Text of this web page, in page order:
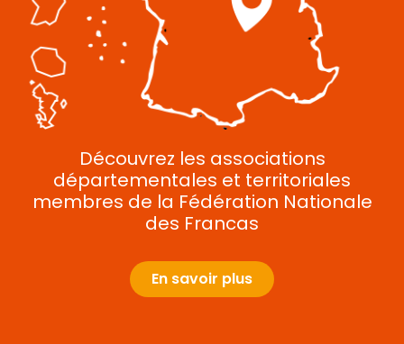
Découvrez les associations
départementales et territoriales
membres de la Fédération Nationale
des Francas
En savoir plus